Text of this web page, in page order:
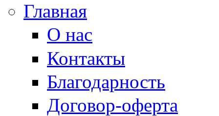
Главная
О нас
Контакты
Благодарность
Договор-оферта